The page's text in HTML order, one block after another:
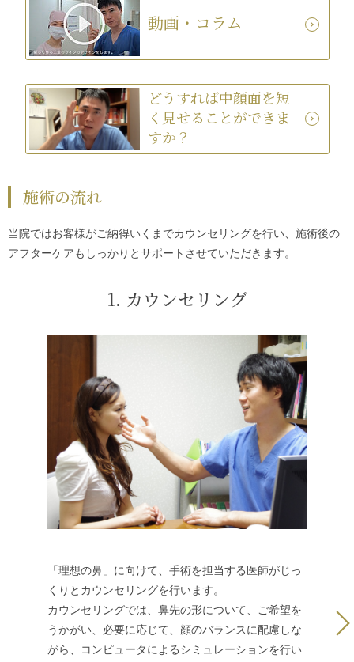
動画・コラム
どうすれば中顔面を短
く見せることができま
すか？
施術の流れ
当院ではお客様がご納得いくまでカウンセリングを行い、施術後の
アフターケアもしっかりとサポートさせていただきます。
1. カウンセリング
「理想の鼻」に向けて、手術を担当する医師がじっ
くりとカウンセリングを行います。
カウンセリングでは、鼻先の形について、ご希望を
うかがい、必要に応じて、顔のバランスに配慮しな
がら、コンピュータによるシミュレーションを行い
麻酔ク
酔薬で